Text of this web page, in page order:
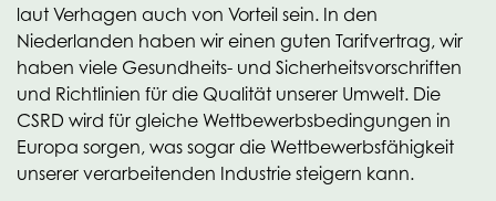
laut Verhagen auch von Vorteil sein. In den
Niederlanden haben wir einen guten Tarifvertrag, wir
haben viele Gesundheits- und Sicherheitsvorschriften
und Richtlinien für die Qualität unserer Umwelt. Die
CSRD wird für gleiche Wettbewerbsbedingungen in
Europa sorgen, was sogar die Wettbewerbsfähigkeit
unserer verarbeitenden Industrie steigern kann.